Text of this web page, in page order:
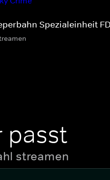
Spezialeinheit
passt
streamen